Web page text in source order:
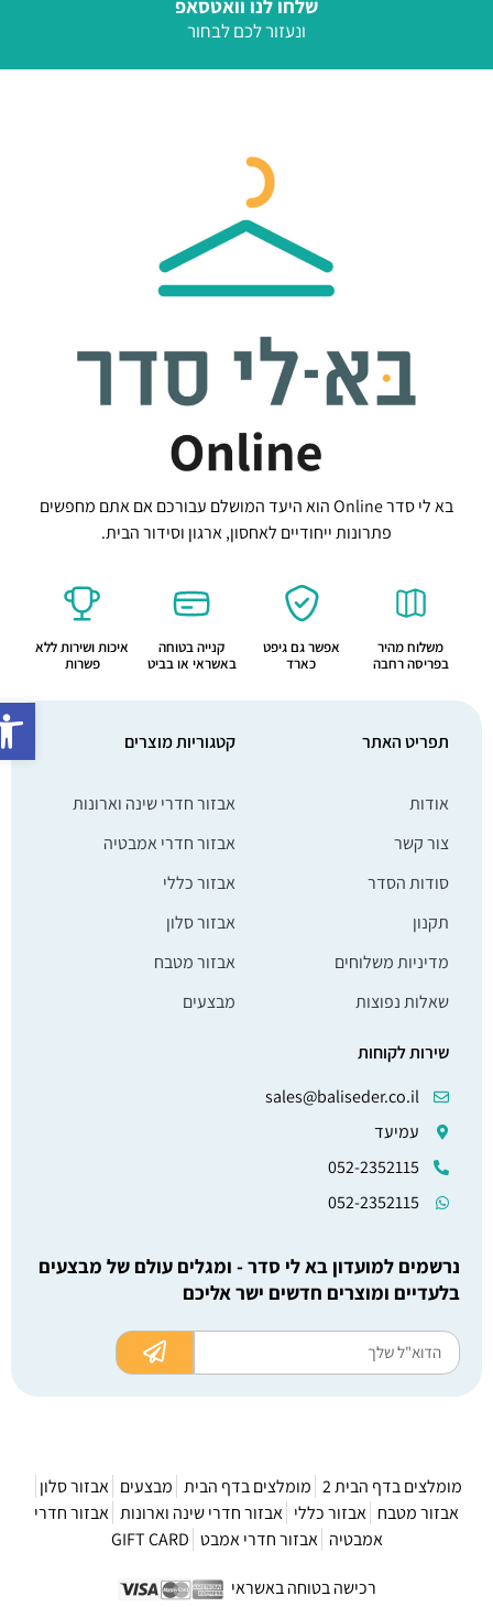
פתח
שלחו לנו וואטסאפ
ונעזור לכם לבחור
בא לי סדר Online הוא היעד המושלם עבורכם אם אתם מחפשים
פתרונות ייחודיים לאחסון, ארגון וסידור הבית.
משלוח מהיר
בפריסה רחבה
אפשר גם גיפט
כארד
קנייה בטוחה
באשראי או בביט
איכות ושירות ללא
פשרות
תפריט האתר
אודות
צור קשר
סודות הסדר
תקנון
מדיניות משלוחים
שאלות נפוצות
קטגוריות מוצרים
אבזור חדרי שינה וארונות
אבזור חדרי אמבטיה
אבזור כללי
אבזור סלון
אבזור מטבח
מבצעים
שירות לקוחות
sales@baliseder.co.il
עמיעד
052-2352115
052-2352115
נרשמים למועדון בא לי סדר - ומגלים עולם של מבצעים
בלעדיים ומוצרים חדשים ישר אליכם
מומלצים בדף הבית 2 מומלצים בדף הבית מבצעים
אבזור סלון
אבזור מטבח
אבזור כללי אבזור חדרי שינה וארונות
אבזור חדרי
אמבטיה
אבזור חדרי אמבט GIFT CARD
רכישה בטוחה באשראי